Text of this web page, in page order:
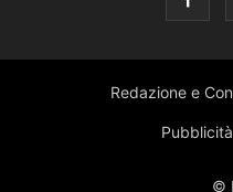
Redazione e
©